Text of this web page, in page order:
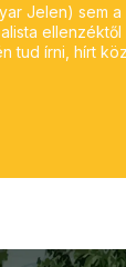
Jelen) sem a
tud írni, hírt